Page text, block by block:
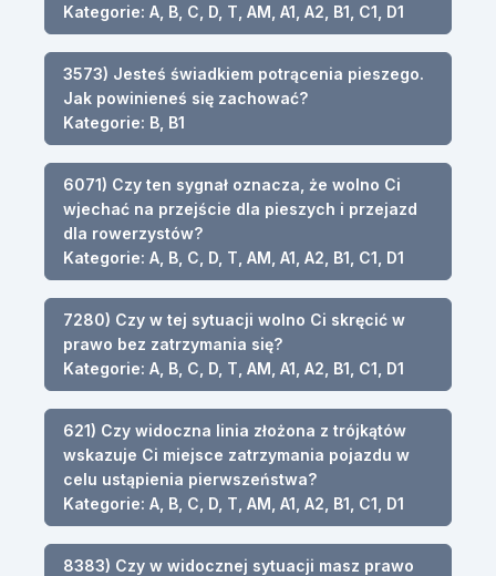
Kategorie: A, B, C, D, T, AM, A1, A2, B1, C1, D1
3573) Jesteś świadkiem potrącenia pieszego.
Jak powinieneś się zachować?
Kategorie: B, B1
6071) Czy ten sygnał oznacza, że wolno Ci
wjechać na przejście dla pieszych i przejazd
dla rowerzystów?
Kategorie: A, B, C, D, T, AM, A1, A2, B1, C1, D1
7280) Czy w tej sytuacji wolno Ci skręcić w
prawo bez zatrzymania się?
Kategorie: A, B, C, D, T, AM, A1, A2, B1, C1, D1
621) Czy widoczna linia złożona z trójkątów
wskazuje Ci miejsce zatrzymania pojazdu w
celu ustąpienia pierwszeństwa?
Kategorie: A, B, C, D, T, AM, A1, A2, B1, C1, D1
8383) Czy w widocznej sytuacji masz prawo